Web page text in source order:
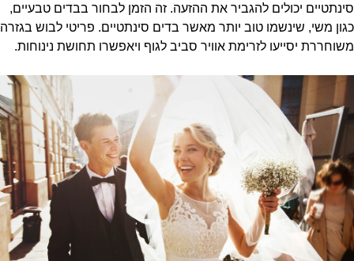
סינתטיים יכולים להגביר את ההזעה. זה הזמן לבחור בבדים טבעיים,
כגון משי, שינשמו טוב יותר מאשר בדים סינתטיים. פריטי לבוש בגזרה
משוחררת יסייעו לזרימת אוויר סביב לגוף ויאפשרו תחושת נינוחות.